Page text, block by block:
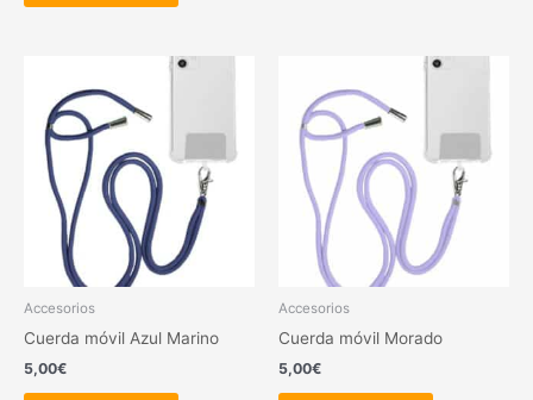
Accesorios
Cuerda móvil Azul Marino
5,00€
Accesorios
Cuerda móvil Morado
5,00€